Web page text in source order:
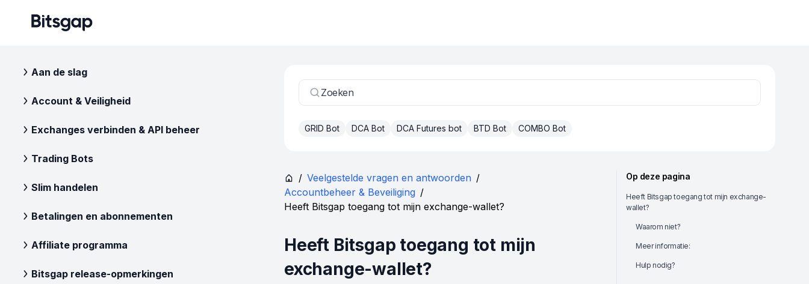
Aan de slag
Account & Veiligheid
Exchanges verbinden & API beheer
Trading Bots
Slim handelen
Betalingen en abonnementen
Affiliate programma
Bitsgap release-opmerkingen
Zoeken
GRID Bot DCA Bot DCA Futures bot BTD Bot COMBO Bot
/ Veelgestelde vragen en antwoorden /
Accountbeheer & Beveiliging /
Heeft Bitsgap toegang tot mijn exchange-wallet?
Heeft Bitsgap toegang tot mijn
exchange-wallet?
Op deze pagina
Heeft Bitsgap toegang tot mijn exchange-
wallet?
Waarom niet?
Meer informatie:
Hulp nodig?